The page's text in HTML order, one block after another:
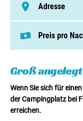
Groß
Wenn Sie sich für
der Campingplatz bei
erreichen.
Adresse
Avenue De La
Preis pro